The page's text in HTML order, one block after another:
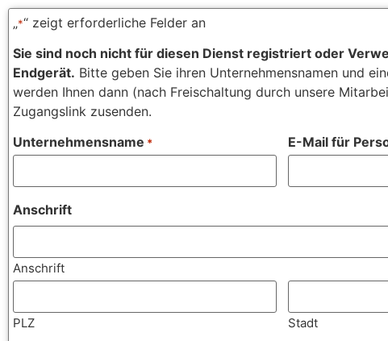
„*“ zeigt erforderliche Felder an
Sie sind noch nicht für diesen Dienst registriert oder
Endgerät. Bitte geben Sie ihren Unternehmensnamen und
werden Ihnen dann (nach Freischaltung durch unsere
Zugangslink zusenden.
Unternehmensname * E-Mail für
Anschrift
Anschrift
PLZ Stadt